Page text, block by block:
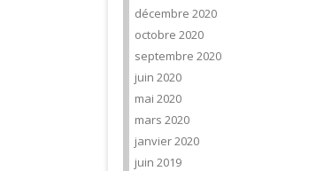
décembre 2020
octobre 2020
septembre 2020
juin 2020
mai 2020
mars 2020
janvier 2020
juin 2019